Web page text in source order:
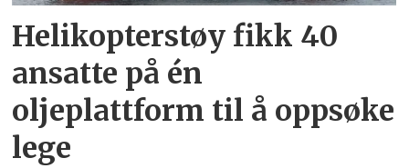
Helikopterstøy fikk 40
ansatte på én
oljeplattform til å oppsøke
lege